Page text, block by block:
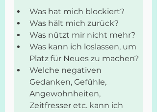
Was hat mich blockiert?
Was hält mich zurück?
Was nützt mir nicht mehr?
Was kann ich loslassen, um
Platz für Neues zu machen?
Welche negativen
Gedanken, Gefühle,
Angewohnheiten,
Zeitfresser etc. kann ich